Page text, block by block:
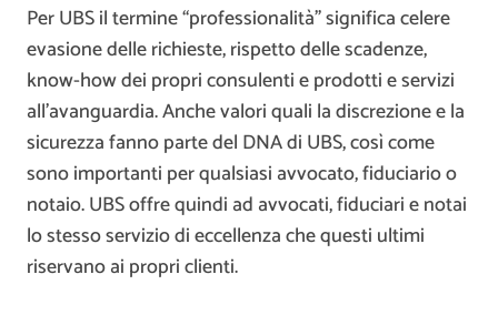
Per UBS il termine “professionalità” significa celere
evasione delle richieste, rispetto delle scadenze,
know-how dei propri consulenti e prodotti e servizi
all’avanguardia. Anche valori quali la discrezione e la
sicurezza fanno parte del DNA di UBS, così come
sono importanti per qualsiasi avvocato, fiduciario o
notaio. UBS offre quindi ad avvocati, fiduciari e notai
lo stesso servizio di eccellenza che questi ultimi
riservano ai propri clienti.